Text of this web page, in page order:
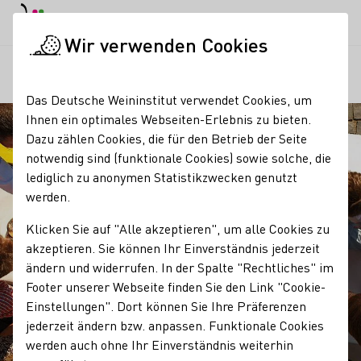
Personal suchen und
halten - für Weingüter
Wir verwenden Cookies
Das Deutsche Weininstitut verwendet Cookies, um
Ihnen ein optimales Webseiten-Erlebnis zu bieten.
Dazu zählen Cookies, die für den Betrieb der Seite
notwendig sind (funktionale Cookies) sowie solche, die
lediglich zu anonymen Statistikzwecken genutzt
werden.
Klicken Sie auf "Alle akzeptieren", um alle Cookies zu
akzeptieren. Sie können Ihr Einverständnis jederzeit
ändern und widerrufen. In der Spalte "Rechtliches" im
Footer unserer Webseite finden Sie den Link "Cookie-
Einstellungen". Dort können Sie Ihre Präferenzen
jederzeit ändern bzw. anpassen. Funktionale Cookies
werden auch ohne Ihr Einverständnis weiterhin